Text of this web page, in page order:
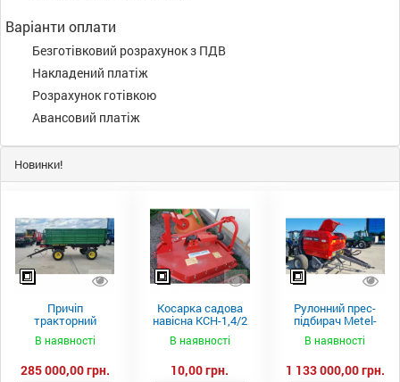
Варіанти оплати
Безготівковий розрахунок з ПДВ
Накладений платіж
Розрахунок готівкою
Авансовий платіж
Новинки!
Причіп
тракторний
самоскидний
Spike 2 ПТС-4
В наявності
285 000,00 грн.
Косарка садова
навісна КСН-1,4/2
В наявності
10,00 грн.
Рулонний прес-
підбирач Metel-
Fach Z 587
В наявності
1 133 000,00 грн.